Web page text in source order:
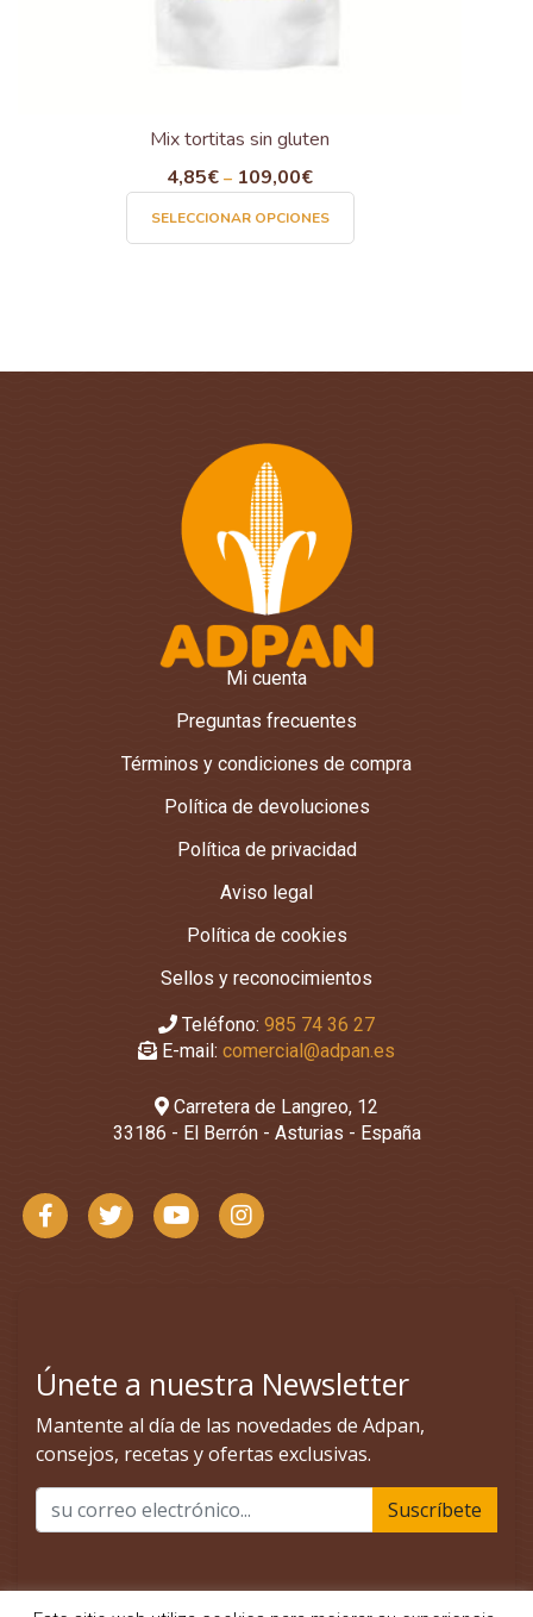
Mix tortitas sin gluten
4,85€ – 109,00€
SELECCIONAR OPCIONES
producto
opciones
Mi cuenta
Preguntas frecuentes
Términos y condiciones de compra
Política de devoluciones
Política de privacidad
Aviso legal
Política de cookies
Sellos y reconocimientos
Teléfono: 985 74 36 27
E-mail: comercial@adpan.es
Carretera de Langreo, 12
33186 - El Berrón - Asturias - España